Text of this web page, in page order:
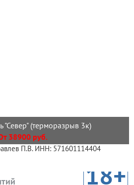
"Север" (терморазрыв 3к)
38900 руб.
П.В. ИНН: 571601114404
18+